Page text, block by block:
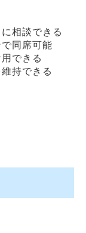
相談できる
同席可能
できる
持できる